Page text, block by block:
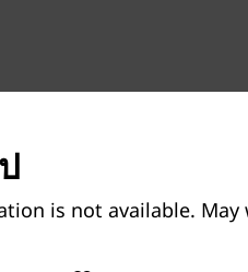
is not available. May